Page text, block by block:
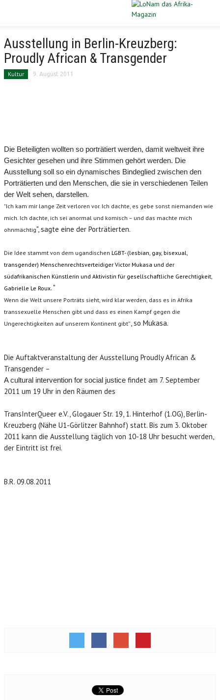
STARTSEITE
DIASPORA
PORTRAIT
SPORT
VERLOSUNG
LONAM ABONNIEREN
JOBS / PRAKTIKUM
Ausstellung in Berlin-Kreuzberg:
Proudly African & Transgender
Kultur 9. August 2011
Die Beteiligten wollten so porträtiert werden, damit weltweit ihre
Gesichter gesehen und ihre Stimmen gehört werden. Die
Ausstellung soll so ein dynamisches Bindeglied zwischen den
Porträtierten und den Menschen, die sie in verschiedenen Teilen
der Welt sehen, darstellen.
"Ich kam mir lange Zeit verloren vor. Ich dachte, es gebe sonst niemanden wie
mich. Ich dachte, ich sei anormal und komisch – und das machte mich
ohnmächtig", sagte eine der Porträtierten.
Die Idee stammt von dem ugandischen LGBT- (lesbian, gay, bisexual,
transgender) Menschenrechtsverteidiger Victor Mukasa und der
südafrikanischen Künstlerin und Aktivistin für gesellschaftliche Gerechtigkeit,
Gabrielle Le Roux. "
Wenn die Welt unsere Porträts sieht, wird klar werden, dass es in Afrika
transsexuelle Menschen gibt und dass es einen Kampf gegen die
Ungerechtigkeiten auf unserem Kontinent gibt”, so Mukasa.
Die Auftaktveranstaltung der Ausstellung Proudly African &
Transgender –
A cultural intervention for social justice findet am 7. September
2011 um 19 Uhr in den Räumen des
TransInterQueer e.V., Glogauer Str. 19, 1. Hinterhof (1.OG), Berlin-
Kreuzberg (Nähe U1-Görlitzer Bahnhof) statt. Bis zum 3. Oktober
2011 kann die Ausstellung täglich von 10-18 Uhr besucht werden,
der Eintritt ist frei.
B.R. 09.08.2011